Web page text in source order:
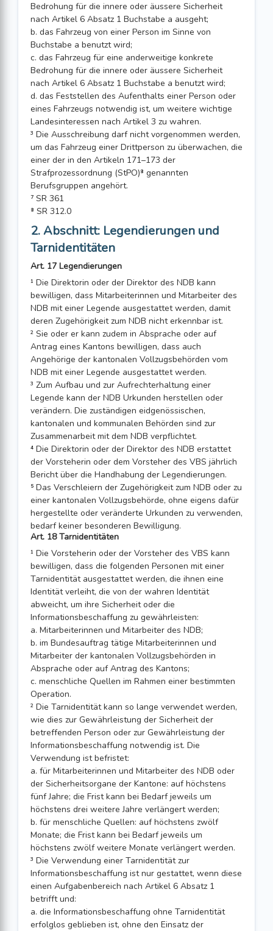
Bedrohung für die innere oder äussere Sicherheit
nach Artikel 6 Absatz 1 Buchstabe a ausgeht;
b. das Fahrzeug von einer Person im Sinne von
Buchstabe a benutzt wird;
c. das Fahrzeug für eine anderweitige konkrete
Bedrohung für die innere oder äussere Sicherheit
nach Artikel 6 Absatz 1 Buchstabe a benutzt wird;
d. das Feststellen des Aufenthalts einer Person oder
eines Fahrzeugs notwendig ist, um weitere wichtige
Landesinteressen nach Artikel 3 zu wahren.
³ Die Ausschreibung darf nicht vorgenommen werden,
um das Fahrzeug einer Drittperson zu überwachen, die
einer der in den Artikeln 171–173 der
Strafprozessordnung (StPO)⁸ genannten
Berufsgruppen angehört.
⁷ SR 361
⁸ SR 312.0
2. Abschnitt: Legendierungen und
Tarnidentitäten
Art. 17 Legendierungen
¹ Die Direktorin oder der Direktor des NDB kann
bewilligen, dass Mitarbeiterinnen und Mitarbeiter des
NDB mit einer Legende ausgestattet werden, damit
deren Zugehörigkeit zum NDB nicht erkennbar ist.
² Sie oder er kann zudem in Absprache oder auf
Antrag eines Kantons bewilligen, dass auch
Angehörige der kantonalen Vollzugsbehörden vom
NDB mit einer Legende ausgestattet werden.
³ Zum Aufbau und zur Aufrechterhaltung einer
Legende kann der NDB Urkunden herstellen oder
verändern. Die zuständigen eidgenössischen,
kantonalen und kommunalen Behörden sind zur
Zusammenarbeit mit dem NDB verpflichtet.
⁴ Die Direktorin oder der Direktor des NDB erstattet
der Vorsteherin oder dem Vorsteher des VBS jährlich
Bericht über die Handhabung der Legendierungen.
⁵ Das Verschleiern der Zugehörigkeit zum NDB oder zu
einer kantonalen Vollzugsbehörde, ohne eigens dafür
hergestellte oder veränderte Urkunden zu verwenden,
bedarf keiner besonderen Bewilligung.
Art. 18 Tarnidentitäten
¹ Die Vorsteherin oder der Vorsteher des VBS kann
bewilligen, dass die folgenden Personen mit einer
Tarnidentität ausgestattet werden, die ihnen eine
Identität verleiht, die von der wahren Identität
abweicht, um ihre Sicherheit oder die
Informationsbeschaffung zu gewährleisten:
a. Mitarbeiterinnen und Mitarbeiter des NDB;
b. im Bundesauftrag tätige Mitarbeiterinnen und
Mitarbeiter der kantonalen Vollzugsbehörden in
Absprache oder auf Antrag des Kantons;
c. menschliche Quellen im Rahmen einer bestimmten
Operation.
² Die Tarnidentität kann so lange verwendet werden,
wie dies zur Gewährleistung der Sicherheit der
betreffenden Person oder zur Gewährleistung der
Informationsbeschaffung notwendig ist. Die
Verwendung ist befristet:
a. für Mitarbeiterinnen und Mitarbeiter des NDB oder
der Sicherheitsorgane der Kantone: auf höchstens
fünf Jahre; die Frist kann bei Bedarf jeweils um
höchstens drei weitere Jahre verlängert werden;
b. für menschliche Quellen: auf höchstens zwölf
Monate; die Frist kann bei Bedarf jeweils um
höchstens zwölf weitere Monate verlängert werden.
³ Die Verwendung einer Tarnidentität zur
Informationsbeschaffung ist nur gestattet, wenn diese
einen Aufgabenbereich nach Artikel 6 Absatz 1
betrifft und:
a. die Informationsbeschaffung ohne Tarnidentität
erfolglos geblieben ist, ohne den Einsatz der